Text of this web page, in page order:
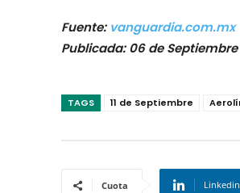
Fuente: vanguardia.com.mx
Publicada: 06 de Septiembre
TAGS 11 de Septiembre
Cuota Linkedin